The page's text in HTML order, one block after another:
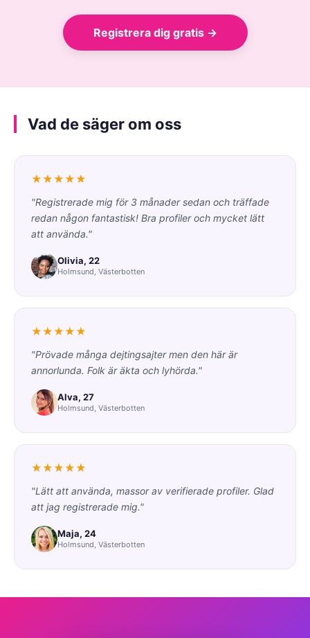
Registrera dig gratis →
Vad de säger om oss
★★★★★
"Registrerade mig för 3 månader sedan och träffade
redan någon fantastisk! Bra profiler och mycket lätt
att använda."
Olivia, 22
Holmsund, Västerbotten
★★★★★
"Prövade många dejtingsajter men den här är
annorlunda. Folk är äkta och lyhörda."
Alva, 27
Holmsund, Västerbotten
★★★★★
"Lätt att använda, massor av verifierade profiler. Glad
att jag registrerade mig."
Maja, 24
Holmsund, Västerbotten